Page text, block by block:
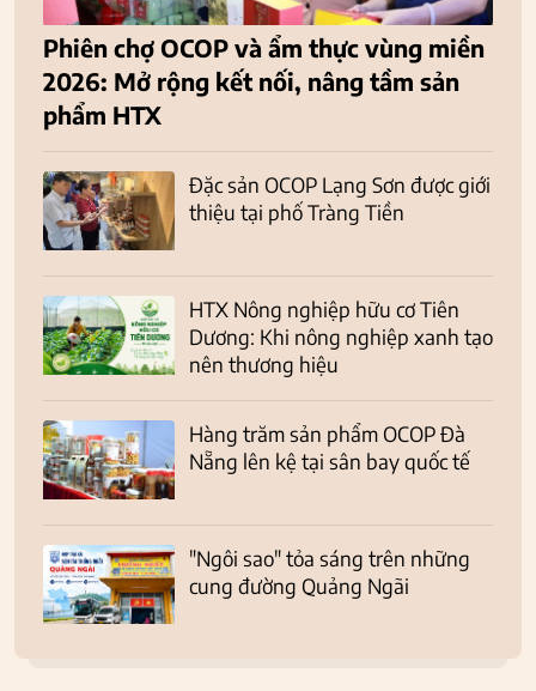
Phiên chợ OCOP và ẩm thực vùng miền
2026: Mở rộng kết nối, nâng tầm sản
phẩm HTX
Đặc sản OCOP Lạng Sơn được giới
thiệu tại phố Tràng Tiền
HTX Nông nghiệp hữu cơ Tiên
Dương: Khi nông nghiệp xanh tạo
nên thương hiệu
Hàng trăm sản phẩm OCOP Đà
Nẵng lên kệ tại sân bay quốc tế
"Ngôi sao" tỏa sáng trên những
cung đường Quảng Ngãi